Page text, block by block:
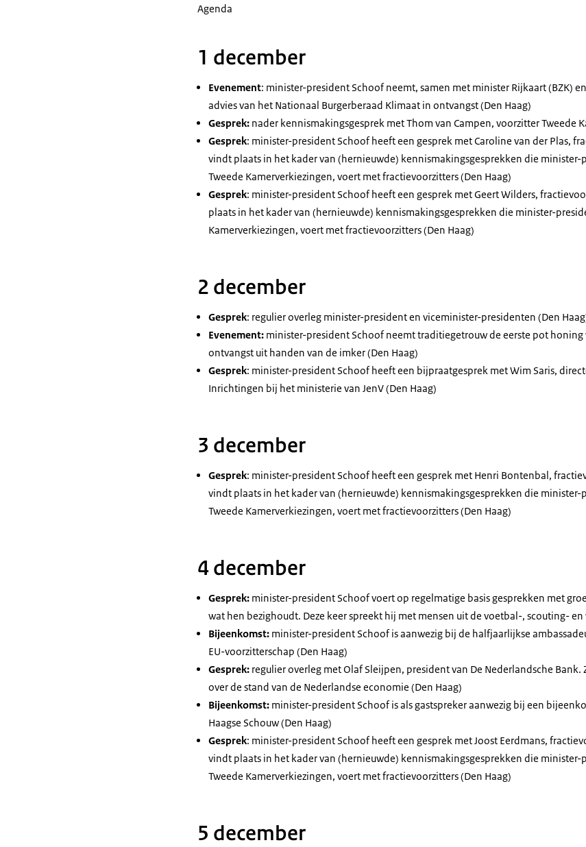
Agenda
1 december
Evenement: minister-president Schoof neemt, samen met minister Rijkaart (BZK)
advies van het Nationaal Burgerberaad Klimaat in ontvangst (Den Haag)
Gesprek: nader kennismakingsgesprek met Thom van Campen, voorzitter Tweede
Gesprek: minister-president Schoof heeft een gesprek met Caroline van der Plas,
vindt plaats in het kader van (hernieuwde) kennismakingsgesprekken die minister-
Tweede Kamerverkiezingen, voert met fractievoorzitters (Den Haag)
Gesprek: minister-president Schoof heeft een gesprek met Geert Wilders,
plaats in het kader van (hernieuwde) kennismakingsgesprekken die minister-
Kamerverkiezingen, voert met fractievoorzitters (Den Haag)
2 december
Gesprek: regulier overleg minister-president en viceminister-presidenten (Den
Evenement: minister-president Schoof neemt traditiegetrouw de eerste pot honing
ontvangst uit handen van de imker (Den Haag)
Gesprek: minister-president Schoof heeft een bijpraatgesprek met Wim Saris,
Inrichtingen bij het ministerie van JenV (Den Haag)
3 december
Gesprek: minister-president Schoof heeft een gesprek met Henri Bontenbal,
vindt plaats in het kader van (hernieuwde) kennismakingsgesprekken die minister-
Tweede Kamerverkiezingen, voert met fractievoorzitters (Den Haag)
4 december
Gesprek: minister-president Schoof voert op regelmatige basis gesprekken met
wat hen bezighoudt. Deze keer spreekt hij met mensen uit de voetbal-, scouting-
Bijeenkomst: minister-president Schoof is aanwezig bij de halfjaarlijkse
EU-voorzitterschap (Den Haag)
Gesprek: regulier overleg met Olaf Sleijpen, president van De Nederlandsche Bank.
over de stand van de Nederlandse economie (Den Haag)
Bijeenkomst: minister-president Schoof is als gastspreker aanwezig bij een
Haagse Schouw (Den Haag)
Gesprek: minister-president Schoof heeft een gesprek met Joost Eerdmans,
vindt plaats in het kader van (hernieuwde) kennismakingsgesprekken die minister-
Tweede Kamerverkiezingen, voert met fractievoorzitters (Den Haag)
5 december